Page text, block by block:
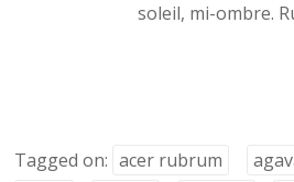
soleil, mi-ombre.
Tagged on: acer rubrum